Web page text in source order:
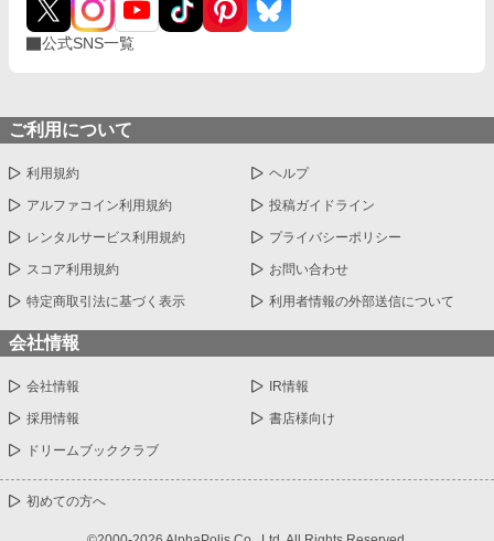
公式SNS一覧
ご利用について
利用規約 ヘルプ
アルファコイン利用規約 投稿ガイドライン
レンタルサービス利用規約 プライバシーポリシー
スコア利用規約 お問い合わせ
特定商取引法に基づく表示 利用者情報の外部送信について
会社情報
会社情報 IR情報
採用情報 書店様向け
ドリームブッククラブ
初めての方へ